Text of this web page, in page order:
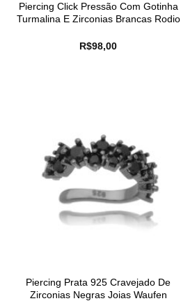
Piercing Click Pressão Com Gotinha
Turmalina E Zirconias Brancas Rodio
R$98,00
Piercing Prata 925 Cravejado De
Zirconias Negras Joias Waufen